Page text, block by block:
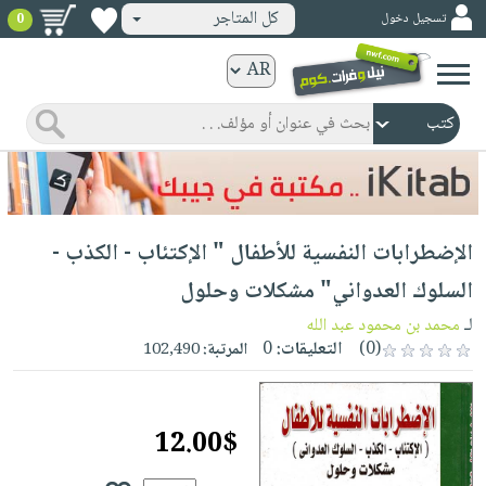
ورقية
المواضيع
صدر
حديثاً
الأكثر
مبيعاً
جوائز
شحن
مخفض
عروض
خاصة
صفحات
مشوقة
كتب
الكترونية
الرئيسية
صدر
حديثاً
الأكثر
مبيعاً
كتب
مجانية
صوتية
الصفحة
الرئيسية
masmu3
حدود
أطفال
وناشئة
الصفحةوسائل
تسجيل دخول كل المتاجر 0
الإضطرابات النفسية للأطفال " الإكتئاب - الكذب -
السلوك العدواني" مشكلات وحلول
لـمحمد بن محمود عبد الله
(0)
التعليقات:0 المرتبة:102,490
12.00$